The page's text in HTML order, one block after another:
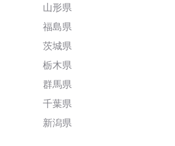
山形県
福島県
茨城県
栃木県
群馬県
千葉県
新潟県